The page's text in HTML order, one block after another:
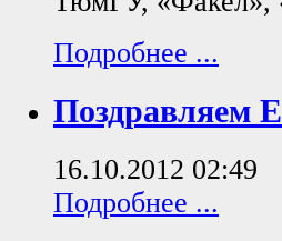
Подробнее ...
Поздравляем
16.10.2012 02:49
Подробнее ...